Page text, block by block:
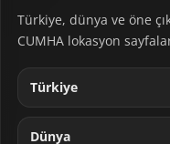
Türkiye, dünya ve öne
CUMHA lokasyon
Türkiye
Dünya